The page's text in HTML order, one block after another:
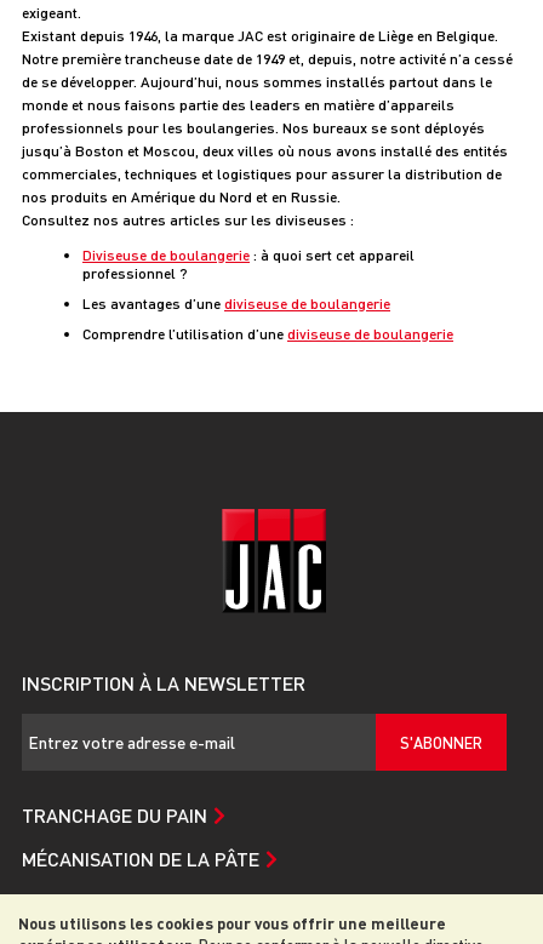
Nous utilisons les cookies pour vous offrir une meilleure
exigeant.
Existant depuis 1946, la marque JAC est originaire de Liège en Belgique.
Notre première trancheuse date de 1949 et, depuis, notre activité n’a cessé
de se développer. Aujourd’hui, nous sommes installés partout dans le
monde et nous faisons partie des leaders en matière d’appareils
professionnels pour les boulangeries. Nos bureaux se sont déployés
jusqu’à Boston et Moscou, deux villes où nous avons installé des entités
commerciales, techniques et logistiques pour assurer la distribution de
nos produits en Amérique du Nord et en Russie.
Consultez nos autres articles sur les diviseuses :
Diviseuse de boulangerie : à quoi sert cet appareil
professionnel ?
Les avantages d’une diviseuse de boulangerie
Comprendre l’utilisation d’une diviseuse de boulangerie
INSCRIPTION À LA NEWSLETTER
S'ABONNER
TRANCHAGE DU PAIN
MÉCANISATION DE LA PÂTE
SERVICE ET ASSISTANCE